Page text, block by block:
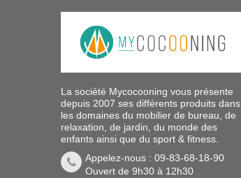
La société Mycocooning vous présente
depuis 2007 ses différents produits dans
les domaines du mobilier de bureau, de
relaxation, de jardin, du monde des
enfants ainsi que du sport & fitness.
Appelez-nous : 09-83-68-18-90
Ouvert de 9h30 à 12h30